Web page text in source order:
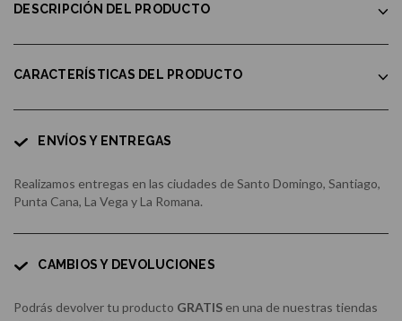
DESCRIPCIÓN DEL PRODUCTO
CARACTERÍSTICAS DEL PRODUCTO
ENVÍOS Y ENTREGAS
Realizamos entregas en las ciudades de Santo Domingo, Santiago,
Punta Cana, La Vega y La Romana.
CAMBIOS Y DEVOLUCIONES
Podrás devolver tu producto GRATIS en una de nuestras tiendas